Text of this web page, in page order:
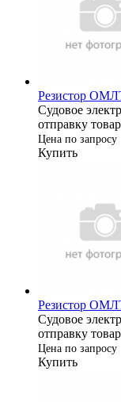
Резистор
Судовое
отправку
Цена по запросу
Купить
Резистор
Судовое
отправку
Цена по запросу
Купить